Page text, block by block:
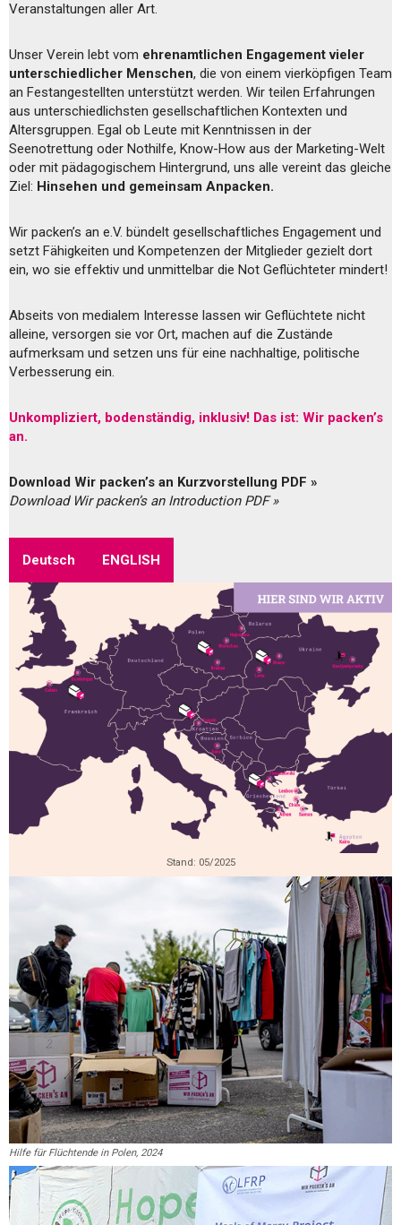
Veranstaltungen aller Art.
Unser Verein lebt vom ehrenamtlichen Engagement vieler
unterschiedlicher Menschen, die von einem vierköpfigen Team
an Festangestellten unterstützt werden. Wir teilen Erfahrungen
aus unterschiedlichsten gesellschaftlichen Kontexten und
Altersgruppen. Egal ob Leute mit Kenntnissen in der
Seenotrettung oder Nothilfe, Know-How aus der Marketing-Welt
oder mit pädagogischem Hintergrund, uns alle vereint das gleiche
Ziel: Hinsehen und gemeinsam Anpacken.
Wir packen’s an e.V. bündelt gesellschaftliches Engagement und
setzt Fähigkeiten und Kompetenzen der Mitglieder gezielt dort
ein, wo sie effektiv und unmittelbar die Not Geflüchteter mindert!
Abseits von medialem Interesse lassen wir Geflüchtete nicht
alleine, versorgen sie vor Ort, machen auf die Zustände
aufmerksam und setzen uns für eine nachhaltige, politische
Verbesserung ein.
Unkompliziert, bodenständig, inklusiv! Das ist: Wir packen’s
an.
Download Wir packen’s an Kurzvorstellung PDF »
Download Wir packen’s an Introduction PDF »
Deutsch ENGLISH
Stand: 05/2025
Hilfe für Flüchtende in Polen, 2024